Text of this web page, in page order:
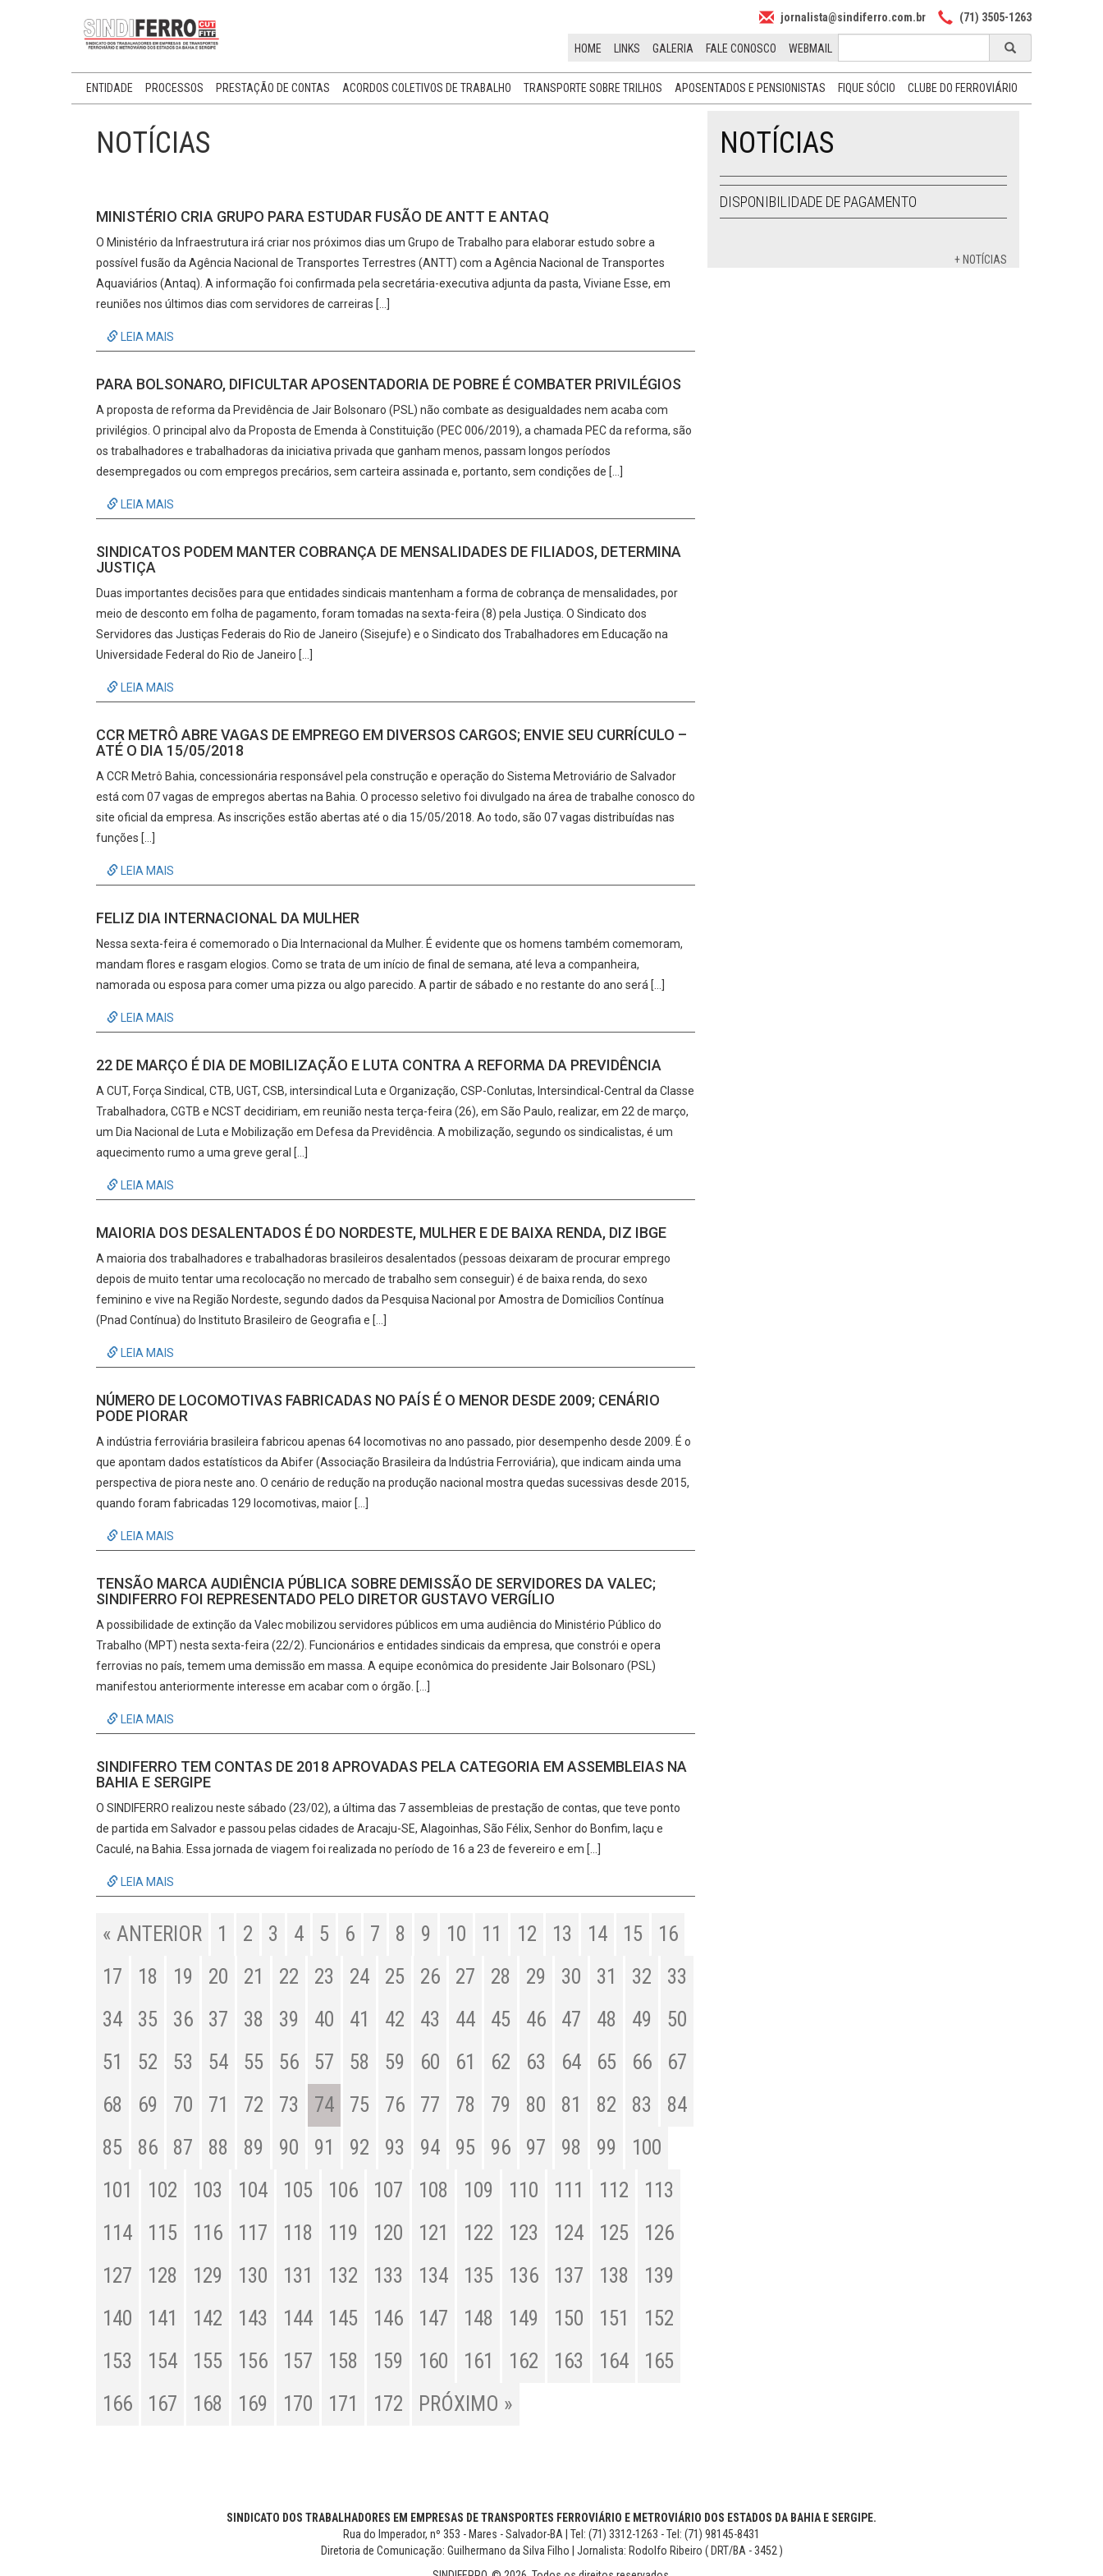
jornalista@sindiferro.com.br (71) 3505-1263
HOME LINKS GALERIA FALE CONOSCO WEBMAIL
ENTIDADE PROCESSOS PRESTAÇÃO DE CONTAS ACORDOS COLETIVOS DE TRABALHO TRANSPORTE SOBRE TRILHOS APOSENTADOS E PENSIONISTAS FIQUE SÓCIO CLUBE DO FERROVIÁRIO
NOTÍCIAS
MINISTÉRIO CRIA GRUPO PARA ESTUDAR FUSÃO DE ANTT E ANTAQ
O Ministério da Infraestrutura irá criar nos próximos dias um Grupo de Trabalho para elaborar estudo sobre a
possível fusão da Agência Nacional de Transportes Terrestres (ANTT) com a Agência Nacional de Transportes
Aquaviários (Antaq). A informação foi confirmada pela secretária-executiva adjunta da pasta, Viviane Esse, em
reuniões nos últimos dias com servidores de carreiras […]
LEIA MAIS
PARA BOLSONARO, DIFICULTAR APOSENTADORIA DE POBRE É COMBATER PRIVILÉGIOS
A proposta de reforma da Previdência de Jair Bolsonaro (PSL) não combate as desigualdades nem acaba com
privilégios. O principal alvo da Proposta de Emenda à Constituição (PEC 006/2019), a chamada PEC da reforma, são
os trabalhadores e trabalhadoras da iniciativa privada que ganham menos, passam longos períodos
desempregados ou com empregos precários, sem carteira assinada e, portanto, sem condições de […]
LEIA MAIS
SINDICATOS PODEM MANTER COBRANÇA DE MENSALIDADES DE FILIADOS, DETERMINA
JUSTIÇA
Duas importantes decisões para que entidades sindicais mantenham a forma de cobrança de mensalidades, por
meio de desconto em folha de pagamento, foram tomadas na sexta-feira (8) pela Justiça. O Sindicato dos
Servidores das Justiças Federais do Rio de Janeiro (Sisejufe) e o Sindicato dos Trabalhadores em Educação na
Universidade Federal do Rio de Janeiro […]
LEIA MAIS
CCR METRÔ ABRE VAGAS DE EMPREGO EM DIVERSOS CARGOS; ENVIE SEU CURRÍCULO –
ATÉ O DIA 15/05/2018
A CCR Metrô Bahia, concessionária responsável pela construção e operação do Sistema Metroviário de Salvador
está com 07 vagas de empregos abertas na Bahia. O processo seletivo foi divulgado na área de trabalhe conosco do
site oficial da empresa. As inscrições estão abertas até o dia 15/05/2018. Ao todo, são 07 vagas distribuídas nas
funções […]
LEIA MAIS
FELIZ DIA INTERNACIONAL DA MULHER
Nessa sexta-feira é comemorado o Dia Internacional da Mulher. É evidente que os homens também comemoram,
mandam flores e rasgam elogios. Como se trata de um início de final de semana, até leva a companheira,
namorada ou esposa para comer uma pizza ou algo parecido. A partir de sábado e no restante do ano será […]
LEIA MAIS
22 DE MARÇO É DIA DE MOBILIZAÇÃO E LUTA CONTRA A REFORMA DA PREVIDÊNCIA
A CUT, Força Sindical, CTB, UGT, CSB, intersindical Luta e Organização, CSP-Conlutas, Intersindical-Central da Classe
Trabalhadora, CGTB e NCST decidiriam, em reunião nesta terça-feira (26), em São Paulo, realizar, em 22 de março,
um Dia Nacional de Luta e Mobilização em Defesa da Previdência. A mobilização, segundo os sindicalistas, é um
aquecimento rumo a uma greve geral […]
LEIA MAIS
MAIORIA DOS DESALENTADOS É DO NORDESTE, MULHER E DE BAIXA RENDA, DIZ IBGE
A maioria dos trabalhadores e trabalhadoras brasileiros desalentados (pessoas deixaram de procurar emprego
depois de muito tentar uma recolocação no mercado de trabalho sem conseguir) é de baixa renda, do sexo
feminino e vive na Região Nordeste, segundo dados da Pesquisa Nacional por Amostra de Domicílios Contínua
(Pnad Contínua) do Instituto Brasileiro de Geografia e […]
LEIA MAIS
NÚMERO DE LOCOMOTIVAS FABRICADAS NO PAÍS É O MENOR DESDE 2009; CENÁRIO
PODE PIORAR
A indústria ferroviária brasileira fabricou apenas 64 locomotivas no ano passado, pior desempenho desde 2009. É o
que apontam dados estatísticos da Abifer (Associação Brasileira da Indústria Ferroviária), que indicam ainda uma
perspectiva de piora neste ano. O cenário de redução na produção nacional mostra quedas sucessivas desde 2015,
quando foram fabricadas 129 locomotivas, maior […]
LEIA MAIS
TENSÃO MARCA AUDIÊNCIA PÚBLICA SOBRE DEMISSÃO DE SERVIDORES DA VALEC;
SINDIFERRO FOI REPRESENTADO PELO DIRETOR GUSTAVO VERGÍLIO
A possibilidade de extinção da Valec mobilizou servidores públicos em uma audiência do Ministério Público do
Trabalho (MPT) nesta sexta-feira (22/2). Funcionários e entidades sindicais da empresa, que constrói e opera
ferrovias no país, temem uma demissão em massa. A equipe econômica do presidente Jair Bolsonaro (PSL)
manifestou anteriormente interesse em acabar com o órgão. […]
LEIA MAIS
SINDIFERRO TEM CONTAS DE 2018 APROVADAS PELA CATEGORIA EM ASSEMBLEIAS NA
BAHIA E SERGIPE
O SINDIFERRO realizou neste sábado (23/02), a última das 7 assembleias de prestação de contas, que teve ponto
de partida em Salvador e passou pelas cidades de Aracaju-SE, Alagoinhas, São Félix, Senhor do Bonfim, Iaçu e
Caculé, na Bahia. Essa jornada de viagem foi realizada no período de 16 a 23 de fevereiro e em […]
LEIA MAIS
« ANTERIOR 1 2 3 4 5 6 7 8 9 10 11 12 13 14 15
16
17
18 19 20 21 22 23 24 25 26 27 28 29 30 31 32
33
34
35 36 37 38 39 40 41 42 43 44 45 46 47 48 49
50
51
52 53 54 55 56 57 58 59 60 61 62 63 64 65 66
67
68
69 70 71 72 73 74 75 76 77 78 79 80 81 82 83
84
85
86 87 88 89 90 91 92 93 94 95 96 97 98 99
100
101
102 103 104 105 106 107 108 109 110 111 112
113
114
115 116 117 118 119 120 121 122 123 124 125
126
127
128 129 130 131 132 133 134 135 136 137 138
139
140
141 142 143 144 145 146 147 148 149 150 151
152
153
154 155 156 157 158 159 160 161 162 163 164
165
166
167 168 169 170 171 172 PRÓXIMO »
NOTÍCIAS
DISPONIBILIDADE DE PAGAMENTO
+ NOTÍCIAS
SINDICATO DOS TRABALHADORES EM EMPRESAS DE TRANSPORTES FERROVIÁRIO E METROVIÁRIO DOS ESTADOS DA BAHIA E SERGIPE.
Rua do Imperador, nº 353 - Mares - Salvador-BA | Tel: (71) 3312-1263 - Tel: (71) 98145-8431
Diretoria de Comunicação: Guilhermano da Silva Filho | Jornalista: Rodolfo Ribeiro ( DRT/BA - 3452 )